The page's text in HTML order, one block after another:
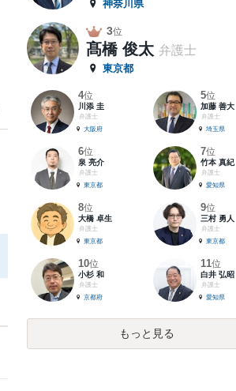
神奈川県
3位
髙橋 俊太 弁護士
東京都
4位
川添 圭
弁護士
大阪府
5位
加藤 善大
弁護士
埼玉県
6位
泉 亮介
弁護士
東京都
7位
竹本 真紀
弁護士
愛知県
8位
大橋 卓生
弁護士
東京都
9位
三村 勇人
弁護士
東京都
10位
小杉 和
弁護士
京都府
11位
白井 弘昭
弁護士
愛知県
もっと見る